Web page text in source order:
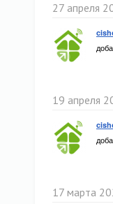
27 апреля
19 апреля
17 марта